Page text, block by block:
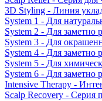
3D Styling - Линия
System 1 - Для
System 2 - Для заметно
System 3 - Для
System 4 - Для
System 5 - Для
System 6 - Для
Intensive Therapy -
Scalp Recovery - Серия